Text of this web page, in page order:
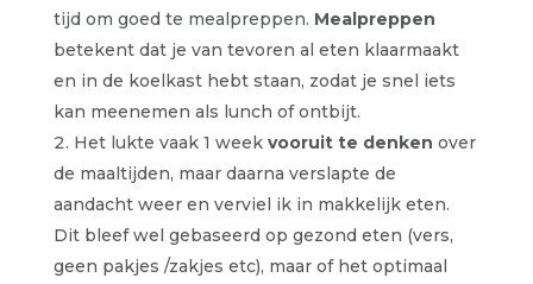
tijd om goed te mealpreppen. Mealpreppen
betekent dat je van tevoren al eten klaarmaakt
en in de koelkast hebt staan, zodat je snel iets
kan meenemen als lunch of ontbijt.
Het lukte vaak 1 week vooruit te denken over
de maaltijden, maar daarna verslapte de
aandacht weer en verviel ik in makkelijk eten.
Dit bleef wel gebaseerd op gezond eten (vers,
geen pakjes /zakjes etc), maar of het optimaal